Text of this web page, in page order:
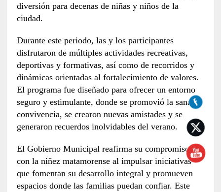
diversión para decenas de niñas y niños de la
ciudad.
Durante este periodo, las y los participantes
disfrutaron de múltiples actividades recreativas,
deportivas y formativas, así como de recorridos y
dinámicas orientadas al fortalecimiento de valores.
El programa fue diseñado para ofrecer un entorno
seguro y estimulante, donde se promovió la sana
convivencia, se crearon nuevas amistades y se
generaron recuerdos inolvidables del verano.
El Gobierno Municipal reafirma su compromiso
con la niñez matamorense al impulsar iniciativas
que fomentan su desarrollo integral y promueven
espacios donde las familias puedan confiar. Este